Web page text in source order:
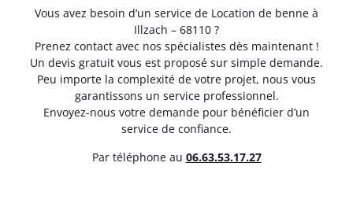
Vous avez besoin d’un service de Location de benne à
Illzach – 68110 ?
Prenez contact avec nos spécialistes dès maintenant !
Un devis gratuit vous est proposé sur simple demande.
Peu importe la complexité de votre projet, nous vous
garantissons un service professionnel.
Envoyez-nous votre demande pour bénéficier d’un
service de confiance.
Par téléphone au 06.63.53.17.27